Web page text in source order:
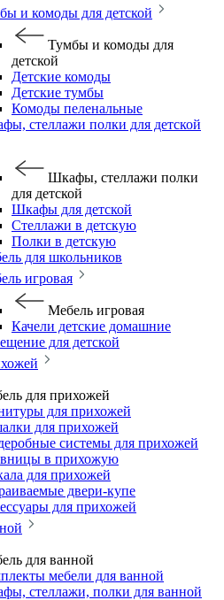
и комоды для детской
Тумбы и комоды для
детской
Детские комоды
Детские тумбы
Комоды пеленальные
стеллажи полки для детской
Шкафы, стеллажи полки
для детской
Шкафы для детской
Стеллажи в детскую
Полки в детскую
для школьников
игровая
Мебель игровая
Качели детские домашние
для детской
для прихожей
для прихожей
для прихожей
системы для прихожей
в прихожую
для прихожей
двери-купе
для прихожей
для ванной
мебели для ванной
стеллажи, полки для ванной